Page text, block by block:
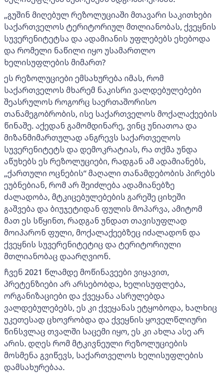
„გუშინ მიღებულ რეზოლუციაში მთავარი საკითხები
საქართველოს ტერიტორიულ მთლიანობას, ქვეყნის
სუვერენიტეტსა და ადამიანის უფლებებს ეხებოდა
და რომელი ნაწილი იყო უსამართლო
ხელისუფლების მიმართ?
ეს რეზოლუციები ემსახურება იმას, რომ
საქართველოს მხარემ ნაკისრი ვალდებულებები
შეასრულოს როგორც საერთაშორისო
თანამეგობრობის, ისე საქართველოს მოქალაქეების
წინაშე. აქედან გამომდინარე, ვინც უნიათოა და
მიზანმიმართულად ანგრევს საქართველოს
სუვერენიტეტს და დემოკრატიას, რა თქმა უნდა
აწუხებს ეს რეზოლუციები, რადგან ამ ადამიანებს,
„ქართული ოცნების“ მაღალი თანამდებობის პირებს
ეუბნებიან, რომ არ შეიძლება ადამიანებზე
ძალადობა, მტკიცებულებების გარეშე ციხეში
გაშვება და ბიუჯეტიდან ფულის მოპარვა, ამიტომ
მათ ეს სწყინთ, რადგან უნდათ თავისუფლად
მოიპარონ ფული, მოქალაქეებზეც იძალადონ და
ქვეყნის სუვერენიტეტიც და ტერიტორიული
მთლიანობაც დაარღვიონ.
ჩვენ 2021 წლამდე მოწინავეები ვიყავით,
პრეტენზიები არ არსებობდა, ხელისუფლება,
ორგანიზაციები და ქვეყანა ასრულებდა
ვალდებულებებს, ეს კი ქვეყანას ეტყობოდა, ხალხიც
უკეთესად ცხოვრობდა და ქვეყნის ყოველწლიური
წინსვლაც თვალში საცემი იყო, ეს კი ახლა ასე არ
არის. დღეს რომ მტკივნეული რეზოლუციების
მოსმენა გვიწევს, საქართველოს ხელისუფლების
დამსახურებაა.